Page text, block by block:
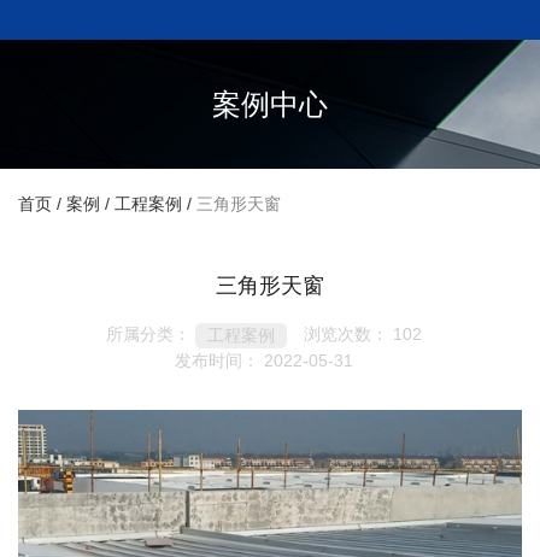
案例中心
首页 / 案例 / 工程案例 / 三角形天窗
三角形天窗
所属分类： 工程案例 浏览次数： 102
发布时间： 2022-05-31